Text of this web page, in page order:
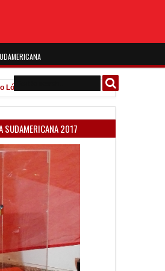
"La diferencia entre Vélez e Independiente
SUDAMERICANA 2017